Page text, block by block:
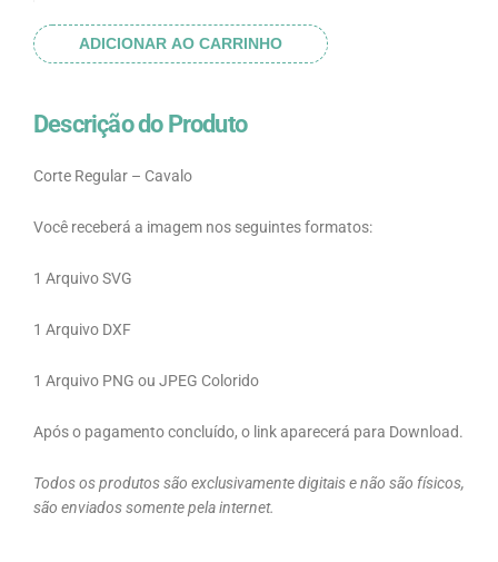
ADICIONAR AO CARRINHO
Descrição do Produto
Corte Regular – Cavalo
Você receberá a imagem nos seguintes formatos:
1 Arquivo SVG
1 Arquivo DXF
1 Arquivo PNG ou JPEG Colorido
Após o pagamento concluído, o link aparecerá para Download.
Todos os produtos são exclusivamente digitais e não são físicos,
são enviados somente pela internet.